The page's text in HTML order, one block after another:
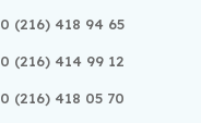
0 (216) 418 94 65
0 (216) 414 99 12
0 (216) 418 05 70